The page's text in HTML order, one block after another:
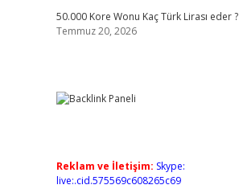
50.000 Kore Wonu Kaç Türk Lirası eder ?
Temmuz 20, 2026
Reklam ve İletişim: Skype:
live:.cid.575569c608265c69